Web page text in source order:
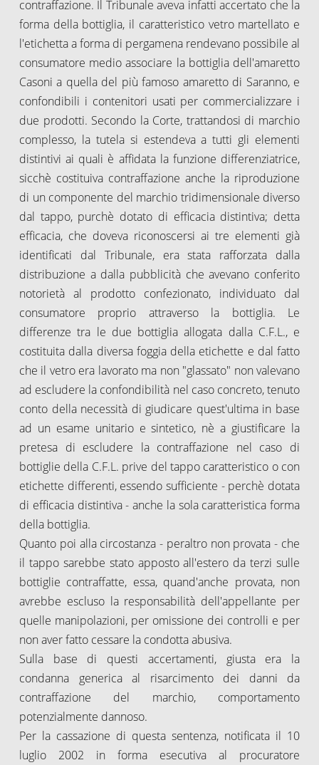
contraffazione. Il Tribunale aveva infatti accertato che la
forma della bottiglia, il caratteristico vetro martellato e
l'etichetta a forma di pergamena rendevano possibile al
consumatore medio associare la bottiglia dell'amaretto
Casoni a quella del più famoso amaretto di Saranno, e
confondibili i contenitori usati per commercializzare i
due prodotti. Secondo la Corte, trattandosi di marchio
complesso, la tutela si estendeva a tutti gli elementi
distintivi ai quali è affidata la funzione differenziatrice,
sicchè costituiva contraffazione anche la riproduzione
di un componente del marchio tridimensionale diverso
dal tappo, purchè dotato di efficacia distintiva; detta
efficacia, che doveva riconoscersi ai tre elementi già
identificati dal Tribunale, era stata rafforzata dalla
distribuzione a dalla pubblicità che avevano conferito
notorietà al prodotto confezionato, individuato dal
consumatore proprio attraverso la bottiglia. Le
differenze tra le due bottiglia allogata dalla C.F.L., e
costituita dalla diversa foggia della etichette e dal fatto
che il vetro era lavorato ma non "glassato" non valevano
ad escludere la confondibilità nel caso concreto, tenuto
conto della necessità di giudicare quest'ultima in base
ad un esame unitario e sintetico, nè a giustificare la
pretesa di escludere la contraffazione nel caso di
bottiglie della C.F.L. prive del tappo caratteristico o con
etichette differenti, essendo sufficiente - perchè dotata
di efficacia distintiva - anche la sola caratteristica forma
della bottiglia.
Quanto poi alla circostanza - peraltro non provata - che
il tappo sarebbe stato apposto all'estero da terzi sulle
bottiglie contraffatte, essa, quand'anche provata, non
avrebbe escluso la responsabilità dell'appellante per
quelle manipolazioni, per omissione dei controlli e per
non aver fatto cessare la condotta abusiva.
Sulla base di questi accertamenti, giusta era la
condanna generica al risarcimento dei danni da
contraffazione del marchio, comportamento
potenzialmente dannoso.
Per la cassazione di questa sentenza, notificata il 10
luglio 2002 in forma esecutiva al procuratore